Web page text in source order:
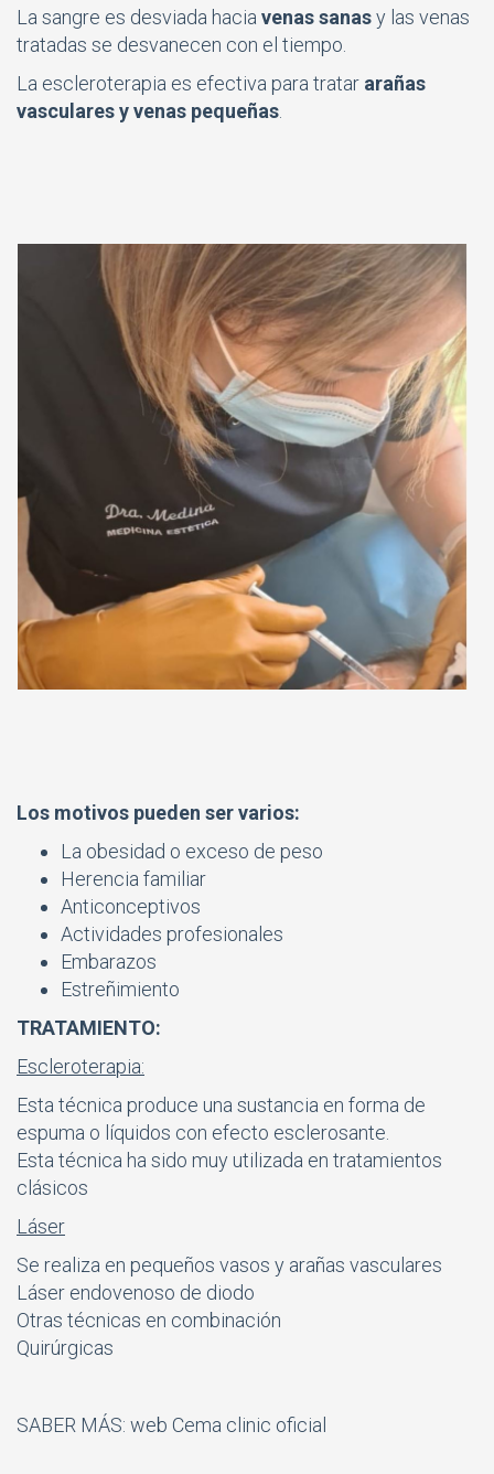
La sangre es desviada hacia venas sanasy las venas
tratadas se desvanecen con el tiempo.
La escleroterapia es efectiva para tratar arañas
vasculares y venas pequeñas
Los motivos pueden ser varios:
La obesidad o exceso de peso
Herencia familiar
Anticonceptivos
Actividades profesionales
Embarazos
Estreñimiento
TRATAMIENTO:
Escleroterapia:
Esta técnica produce una sustancia en forma de
espuma o líquidos con efecto esclerosante.
Esta técnica ha sido muy utilizada en tratamientos
clásicos
Láser
Se realiza en pequeños vasos y arañas vasculares
Láser endovenoso de diodo
Otras técnicas en combinación
Quirúrgicas
SABER MÁS: web Cema clinic oficial